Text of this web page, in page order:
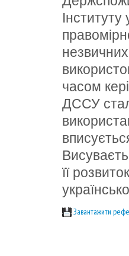
часом
ДССУ
її
Завантажити